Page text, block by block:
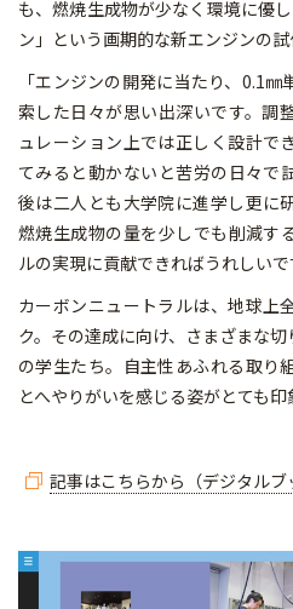
も、燃焼生成物が少なく環境に優
ン」という画期的な新エンジンの試
「エンジンの開発に当たり、0.1
索した日々が思い出深いです。調
ュレーション上では正しく設計で
てみると動かないと苦労の日々で
後は二人とも大学院に進学し更に
燃焼生成物の量を少しでも削減す
ルの実現に貢献できればうれしいで
カーボンニュートラルは、地球上
ク。その達成に向け、さまざまな
の学生たち。自主性あふれる取り
とへやりがいを感じる姿がとても印
記事はこちらから（デジタルブ